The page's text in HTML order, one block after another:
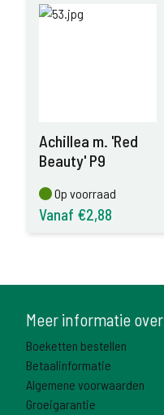
Achillea m. 'Red
Beauty' P9
Op voorraad
Op voorraad
Vanaf €2,88
Meer informatie over
Boeketten bestellen
Betaalinformatie
Algemene voorwaarden
Groeigarantie